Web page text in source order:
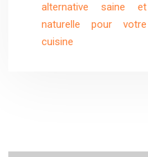
alternative saine et
naturelle pour votre
cuisine